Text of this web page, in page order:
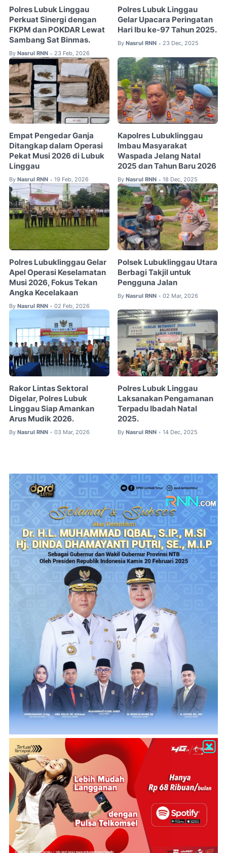
Polres Lubuk Linggau
Perkuat Sinergi dengan
FKPM dan POKDAR Lewat
Sambang Sat Binmas.
By Nasrul RNN • 23 Feb, 2026
Polres Lubuk Linggau
Gelar Upacara Peringatan
Hari Ibu ke-97 Tahun 2025.
By Nasrul RNN • 23 Dec, 2025
Empat Pengedar Ganja
Ditangkap dalam Operasi
Pekat Musi 2026 di Lubuk
Linggau
By Nasrul RNN • 19 Feb, 2026
Kapolres Lubuklinggau
Imbau Masyarakat
Waspada Jelang Natal
2025 dan Tahun Baru 2026
By Nasrul RNN • 18 Dec, 2025
Polres Lubuklinggau Gelar
Apel Operasi Keselamatan
Musi 2026, Fokus Tekan
Angka Kecelakaan
By Nasrul RNN • 02 Feb, 2026
Polsek Lubuklinggau Utara
Berbagi Takjil untuk
Pengguna Jalan
By Nasrul RNN • 02 Mar, 2026
Rakor Lintas Sektoral
Digelar, Polres Lubuk
Linggau Siap Amankan
Arus Mudik 2026.
By Nasrul RNN • 03 Mar, 2026
Polres Lubuk Linggau
Laksanakan Pengamanan
Terpadu Ibadah Natal
2025.
By Nasrul RNN • 14 Dec, 2025